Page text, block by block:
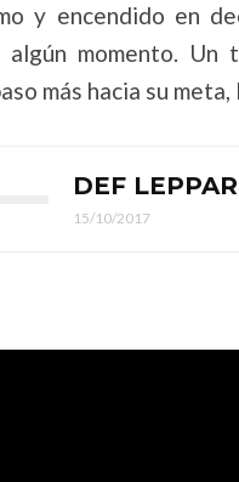
y encendido en
momento. Un
más hacia su
DEF
15/10/2017